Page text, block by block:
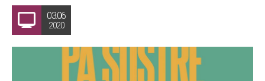
03.06
2020